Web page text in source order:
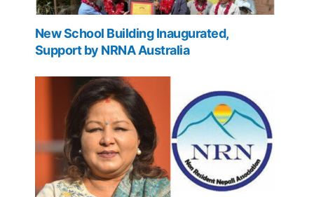
New School Building Inaugurated,
Support by NRNA Australia